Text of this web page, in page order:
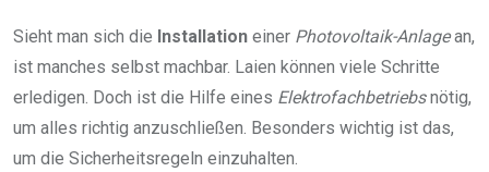
Sieht man sich die Installation einer Photovoltaik-Anlagean,
ist manches selbst machbar. Laien können viele Schritte
erledigen. Doch ist die Hilfe eines Elektrofachbetriebsnötig,
um alles richtig anzuschließen. Besonders wichtig ist das,
um die Sicherheitsregeln einzuhalten.